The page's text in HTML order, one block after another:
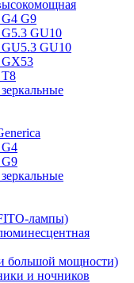
G9
GU10
GU10
лампы)
большой мощности)
и ночников